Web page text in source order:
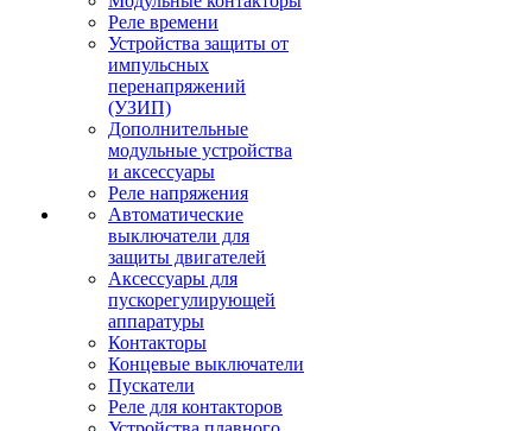
Реле времени
Устройства защиты от
импульсных
перенапряжений
(УЗИП)
Дополнительные
модульные устройства
и аксессуары
Реле напряжения
Автоматические
выключатели для
защиты двигателей
Аксессуары для
пускорегулирующей
аппаратуры
Контакторы
Концевые выключатели
Пускатели
Реле для контакторов